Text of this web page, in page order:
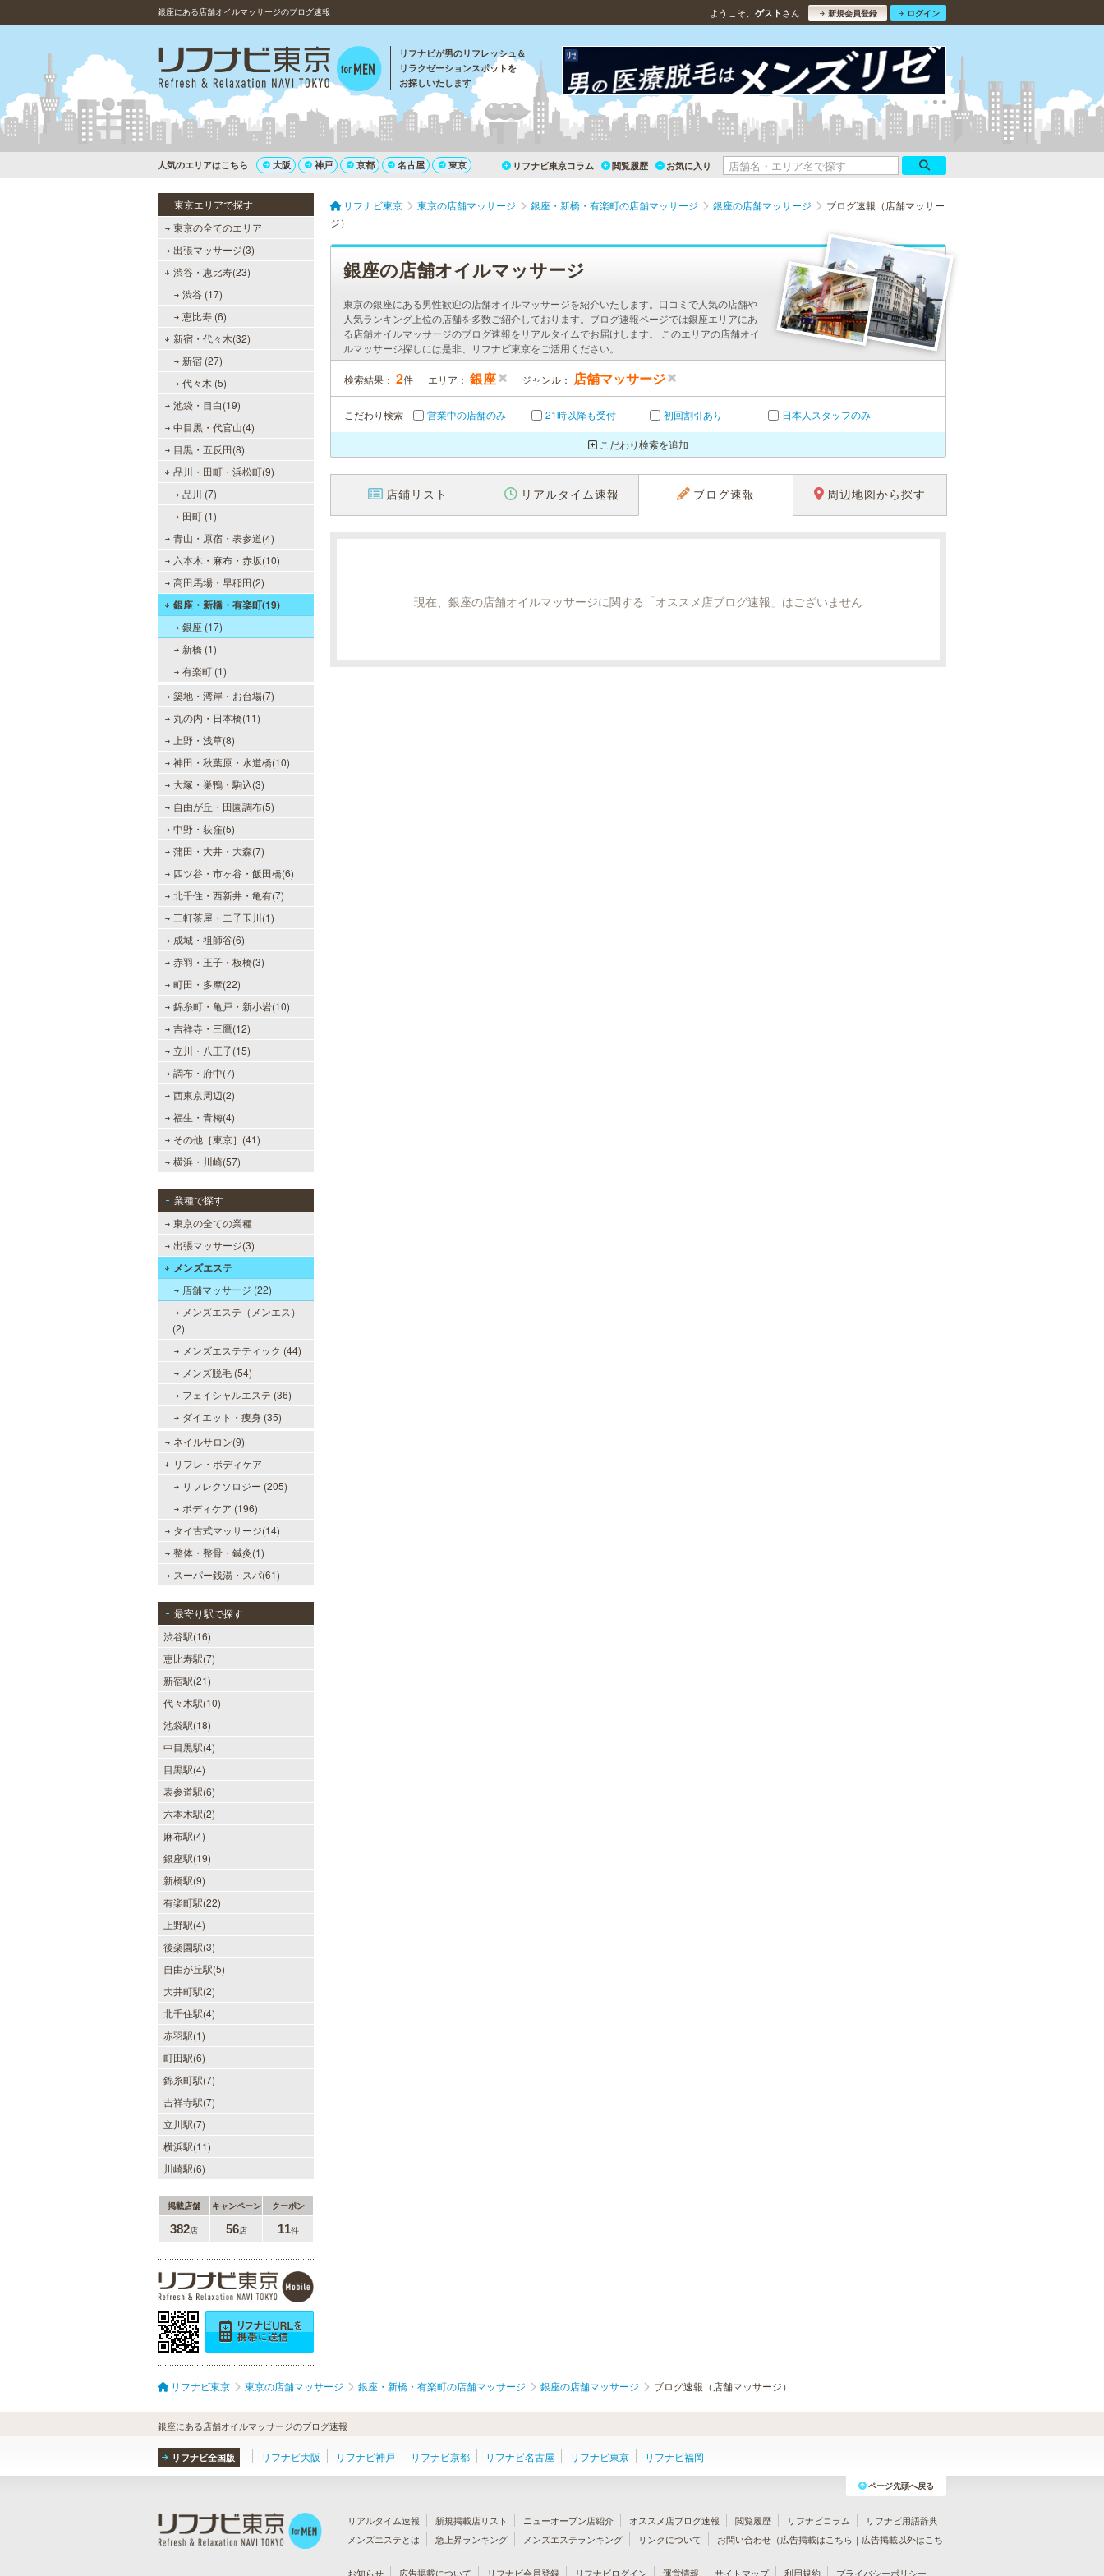
銀座にある店舗オイルマッサージのブログ速報 ようこそ、 ゲスト さん 新規会員登録 ログイン
リフナビが男のリフレッシュ＆
リラクゼーションスポットを
お探しいたします
人気のエリアはこちら 大阪 神戸 京都 名古屋 東京 リフナビ東京コラム 閲覧履歴 お気に入り
東京エリアで探す
東京の全てのエリア
出張マッサージ(3)
渋谷・恵比寿(23)
渋谷 (17)
恵比寿 (6)
新宿・代々木(32)
新宿 (27)
代々木 (5)
池袋・目白(19)
中目黒・代官山(4)
目黒・五反田(8)
品川・田町・浜松町(9)
品川 (7)
田町 (1)
青山・原宿・表参道(4)
六本木・麻布・赤坂(10)
高田馬場・早稲田(2)
銀座・新橋・有楽町(19)
銀座 (17)
新橋 (1)
有楽町 (1)
築地・湾岸・お台場(7)
丸の内・日本橋(11)
上野・浅草(8)
神田・秋葉原・水道橋(10)
大塚・巣鴨・駒込(3)
自由が丘・田園調布(5)
中野・荻窪(5)
蒲田・大井・大森(7)
四ツ谷・市ヶ谷・飯田橋(6)
北千住・西新井・亀有(7)
三軒茶屋・二子玉川(1)
成城・祖師谷(6)
赤羽・王子・板橋(3)
町田・多摩(22)
錦糸町・亀戸・新小岩(10)
吉祥寺・三鷹(12)
立川・八王子(15)
調布・府中(7)
西東京周辺(2)
福生・青梅(4)
その他［東京］(41)
横浜・川崎(57)
業種で探す
東京の全ての業種
出張マッサージ(3)
メンズエステ
店舗マッサージ (22)
メンズエステ（メンエス）
(2)
メンズエステティック (44)
メンズ脱毛 (54)
フェイシャルエステ (36)
ダイエット・痩身 (35)
ネイルサロン(9)
リフレ・ボディケア
リフレクソロジー (205)
ボディケア (196)
タイ古式マッサージ(14)
整体・整骨・鍼灸(1)
スーパー銭湯・スパ(61)
最寄り駅で探す
渋谷駅(16)
恵比寿駅(7)
新宿駅(21)
代々木駅(10)
池袋駅(18)
中目黒駅(4)
目黒駅(4)
表参道駅(6)
六本木駅(2)
麻布駅(4)
銀座駅(19)
新橋駅(9)
有楽町駅(22)
上野駅(4)
後楽園駅(3)
自由が丘駅(5)
大井町駅(2)
北千住駅(4)
赤羽駅(1)
町田駅(6)
錦糸町駅(7)
吉祥寺駅(7)
立川駅(7)
横浜駅(11)
川崎駅(6)
掲載店舗 キャンペーン クーポン
382店 56店 11件
リフナビ東京 東京の店舗マッサージ 銀座・新橋・有楽町の店舗マッサージ 銀座の店舗マッサージ
ブログ速報（店舗マッサー
ジ）
銀座の店舗オイルマッサージ
東京の銀座にある男性歓迎の店舗オイルマッサージを紹介いたします。口コミで人気の店舗や
人気ランキング上位の店舗を多数ご紹介しております。ブログ速報ページでは銀座エリアにあ
る店舗オイルマッサージのブログ速報をリアルタイムでお届けします。 このエリアの店舗オイ
ルマッサージ探しには是非、リフナビ東京をご活用ください。
検索結果： 2件 エリア： 銀座 ジャンル： 店舗マッサージ
こだわり検索 営業中の店舗のみ 21時以降も受付 初回割引あり 日本人スタッフのみ
こだわり検索を追加
店鋪リスト リアルタイム速報 ブログ速報 周辺地図から探す
現在、銀座の店舗オイルマッサージに関する「オススメ店ブログ速報」はございません
リフナビ東京 東京の店舗マッサージ 銀座・新橋・有楽町の店舗マッサージ 銀座の店舗マッサージ ブログ速報（店舗マッサージ）
銀座にある店舗オイルマッサージのブログ速報
リフナビ全国版 リフナビ大阪 リフナビ神戸 リフナビ京都 リフナビ名古屋 リフナビ東京 リフナビ福岡
ページ先頭へ戻る
リアルタイム速報 新規掲載店リスト ニューオープン店紹介 オススメ店ブログ速報 閲覧履歴 リフナビコラム
リフナビ用語辞典
メンズエステとは
急上昇ランキング メンズエステランキング リンクについて お問い合わせ（広告掲載はこちら ｜ 広告掲載以外はこち
お知らせ
広告掲載について リフナビ会員登録 リフナビログイン 運営情報 サイトマップ 利用規約 プライバシーポリシー